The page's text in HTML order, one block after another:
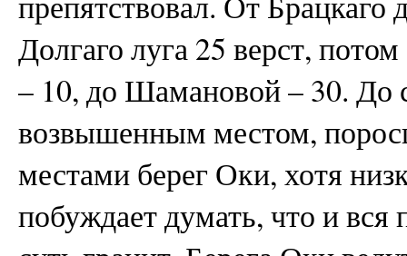
Долгаго луга 25 верст,
– 10, до Шамановой – 30. До
возвышенным местом,
местами берег Оки, хотя
побуждает думать, что и вся